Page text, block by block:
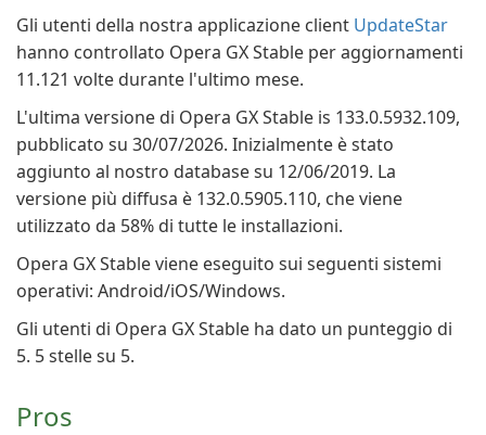
Gli utenti della nostra applicazione client UpdateStar
hanno controllato Opera GX Stable per aggiornamenti
11.121 volte durante l'ultimo mese.
L'ultima versione di Opera GX Stable is 133.0.5932.109,
pubblicato su 30/07/2026. Inizialmente è stato
aggiunto al nostro database su 12/06/2019. La
versione più diffusa è 132.0.5905.110, che viene
utilizzato da 58% di tutte le installazioni.
Opera GX Stable viene eseguito sui seguenti sistemi
operativi: Android/iOS/Windows.
Gli utenti di Opera GX Stable ha dato un punteggio di
5. 5 stelle su 5.
Pros